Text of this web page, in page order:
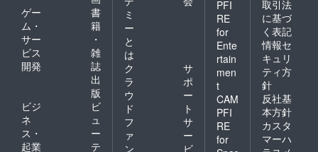
ゲー
ム・
サー
ビス
開発
書
籍
・
雑
誌
出
版
ビジ
ネ
ス・
起業
ビ
ュ
ー
テ
ミ
ー
と
は
ク
ラ
ウ
ド
フ
ァ
ン
サ
ポ
ー
ト
サ
ー
ビ
PFI
RE
for
Ente
rtain
men
t
CAM
PFI
RE
for
取引法
に基づ
く表記
情報セ
キュリ
ティ方
針
反社基
本方針
カスタ
マーハ